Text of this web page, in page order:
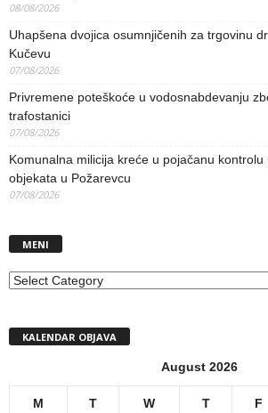
08/08/2026
Uhapšena dvojica osumnjičenih za trgovinu
Kučevu
07/08/2026
Privremene poteškoće u vodosnabdevanju
trafostanici
07/08/2026
Komunalna milicija kreće u pojačanu kontrolu
objekata u Požarevcu
07/08/2026
MENI
MENI
KALENDAR OBJAVA
August 2026
M T W T F